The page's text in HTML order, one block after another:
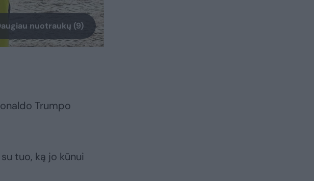
nuotraukų (9)
Trumpo
tuo, ką jo kūnui